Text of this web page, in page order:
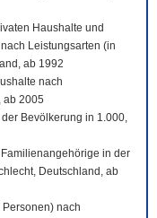
Haushalte und
Leistungsarten (in
ab 1992
nach
ab 2005
Bevölkerung in 1.000,
in der
Deutschland, ab
Personen) nach